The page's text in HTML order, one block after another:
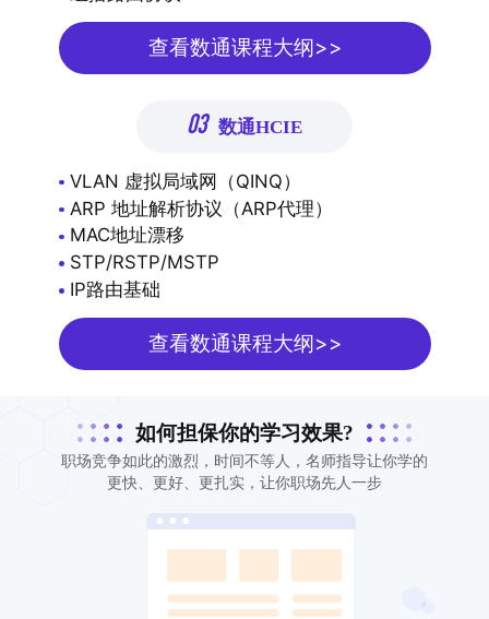
查看数通课程大纲>>
03 数通HCIE
VLAN 虚拟局域网（QINQ）
ARP 地址解析协议（ARP代理）
MAC地址漂移
STP/RSTP/MSTP
IP路由基础
查看数通课程大纲>>
如何担保你的学习效果?
职场竞争如此的激烈，时间不等人，名师指导让你学的
更快、更好、更扎实，让你职场先人一步